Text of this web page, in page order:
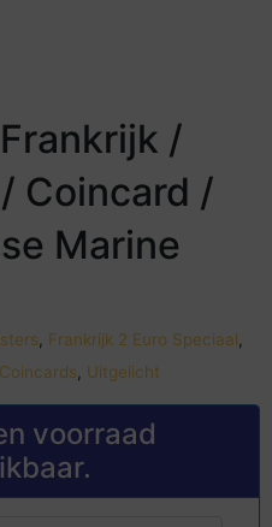
/
Coincard /
Marine
Frankrijk 2 Euro Speciaal
Uitgelicht
voorraad